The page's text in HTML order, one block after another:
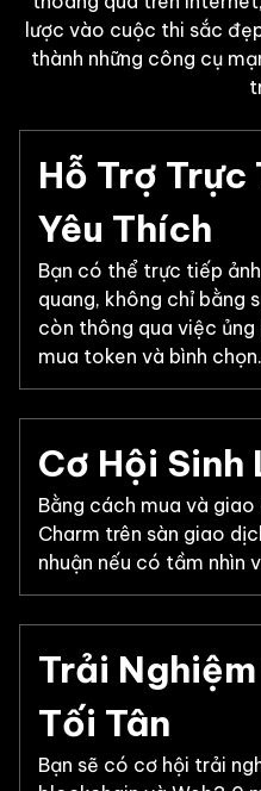
lược vào cuộc thi sắc
thành những công cụ
Hỗ Trợ Trực
Yêu Thích
Bạn có thể trực tiếp
quang, không chỉ bằng
còn thông qua việc
mua token và bình chọn.
Cơ Hội Sinh
Bằng cách mua và
Charm trên sàn giao
nhuận nếu có tầm nhìn
Trải
Tối Tân
Bạn sẽ có cơ hội trải